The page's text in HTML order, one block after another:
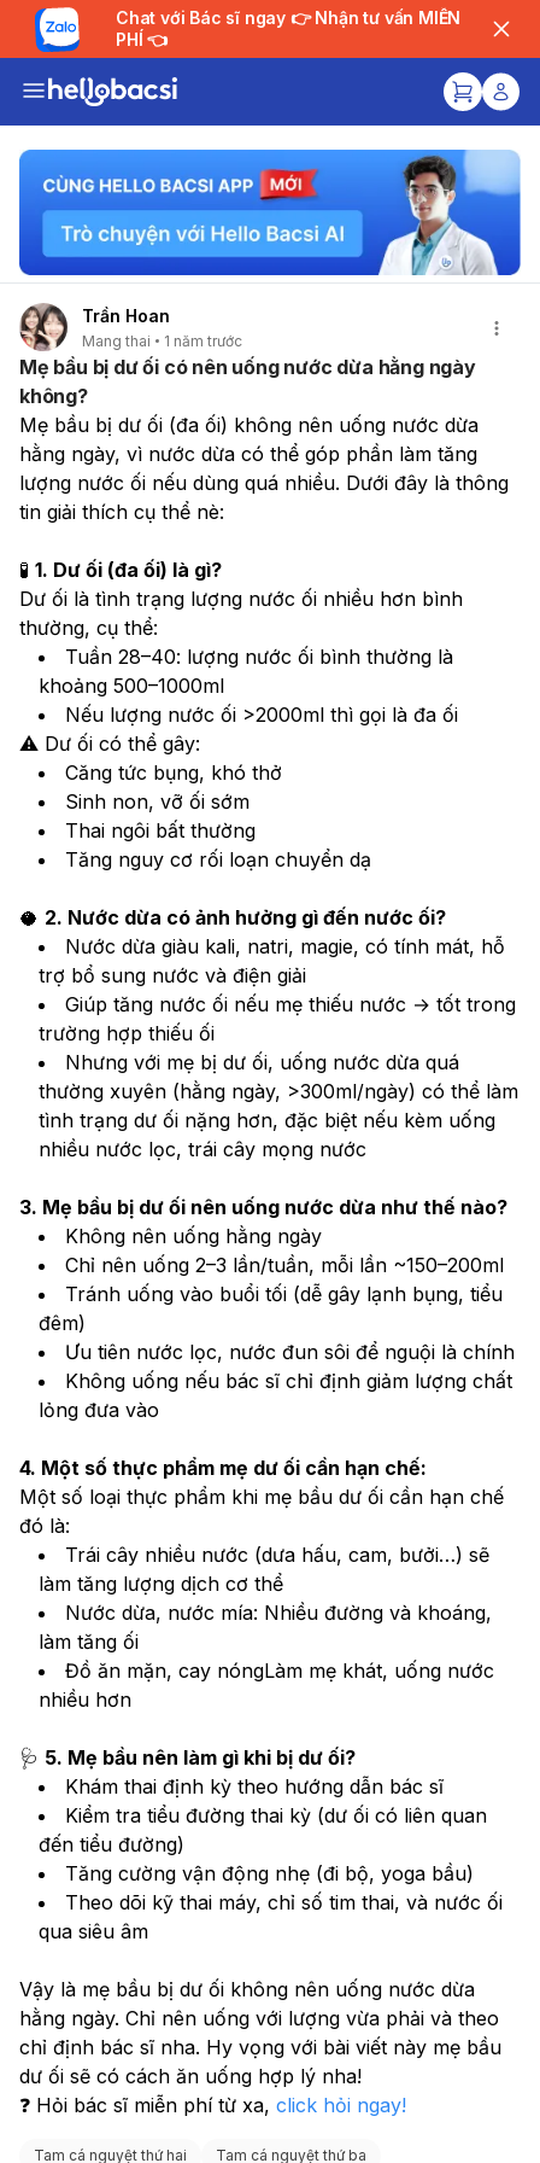
Chat với Bác sĩ ngay 👉 Nhận tư vấn MIỄN
PHÍ 👈
Trần Hoan
Mang thai 1 năm trước
Mẹ bầu bị dư ối có nên uống nước dừa hằng ngày
không?
Mẹ bầu bị dư ối (đa ối) không nên uống nước dừa
hằng ngày, vì nước dừa có thể góp phần làm tăng
lượng nước ối nếu dùng quá nhiều. Dưới đây là thông
tin giải thích cụ thể nè:
🧪 1. Dư ối (đa ối) là gì?
Dư ối là tình trạng lượng nước ối nhiều hơn bình
thường, cụ thể:
Tuần 28–40: lượng nước ối bình thường là
khoảng 500–1000ml
Nếu lượng nước ối >2000ml thì gọi là đa ối
⚠️ Dư ối có thể gây:
Căng tức bụng, khó thở
Sinh non, vỡ ối sớm
Thai ngôi bất thường
Tăng nguy cơ rối loạn chuyển dạ
🥥 2. Nước dừa có ảnh hưởng gì đến nước ối?
Nước dừa giàu kali, natri, magie, có tính mát, hỗ
trợ bổ sung nước và điện giải
Giúp tăng nước ối nếu mẹ thiếu nước → tốt trong
trường hợp thiếu ối
Nhưng với mẹ bị dư ối, uống nước dừa quá
thường xuyên (hằng ngày, >300ml/ngày) có thể làm
tình trạng dư ối nặng hơn, đặc biệt nếu kèm uống
nhiều nước lọc, trái cây mọng nước
3. Mẹ bầu bị dư ối nên uống nước dừa như thế nào?
Không nên uống hằng ngày
Chỉ nên uống 2–3 lần/tuần, mỗi lần ~150–200ml
Tránh uống vào buổi tối (dễ gây lạnh bụng, tiểu
đêm)
Ưu tiên nước lọc, nước đun sôi để nguội là chính
Không uống nếu bác sĩ chỉ định giảm lượng chất
lỏng đưa vào
4. Một số thực phẩm mẹ dư ối cần hạn chế:
Một số loại thực phẩm khi mẹ bầu dư ối cần hạn chế
đó là:
Trái cây nhiều nước (dưa hấu, cam, bưởi…) sẽ
làm tăng lượng dịch cơ thể
Nước dừa, nước mía: Nhiều đường và khoáng,
làm tăng ối
Đồ ăn mặn, cay nóngLàm mẹ khát, uống nước
nhiều hơn
🩺 5. Mẹ bầu nên làm gì khi bị dư ối?
Khám thai định kỳ theo hướng dẫn bác sĩ
Kiểm tra tiểu đường thai kỳ (dư ối có liên quan
đến tiểu đường)
Tăng cường vận động nhẹ (đi bộ, yoga bầu)
Theo dõi kỹ thai máy, chỉ số tim thai, và nước ối
qua siêu âm
Vậy là mẹ bầu bị dư ối không nên uống nước dừa
hằng ngày. Chỉ nên uống với lượng vừa phải và theo
chỉ định bác sĩ nha. Hy vọng với bài viết này mẹ bầu
dư ối sẽ có cách ăn uống hợp lý nha!
❓ Hỏi bác sĩ miễn phí từ xa, click hỏi ngay!
Tam cá nguyệt thứ hai Tam cá nguyệt thứ ba